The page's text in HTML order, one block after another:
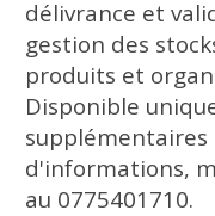
délivrance et
gestion des
produits et
Disponible
supplémentaires
d'informations,
au 0775401710.